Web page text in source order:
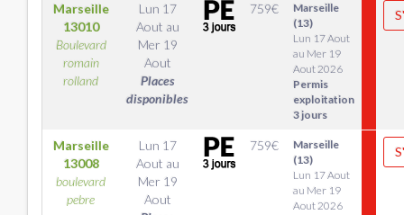
Marseille
13010
Boulevard
romain
rolland
Lun 17
Aout au
Mer 19
Aout
Places
disponibles
759€
Marseille
(13)
Lun 17 Aout
au Mer 19
Aout 2026
Permis
exploitation
3 jours
Marseille
13008
boulevard
pebre
Lun 17
Aout au
Mer 19
Aout
759€
Marseille
(13)
Lun 17 Aout
au Mer 19
Aout 2026